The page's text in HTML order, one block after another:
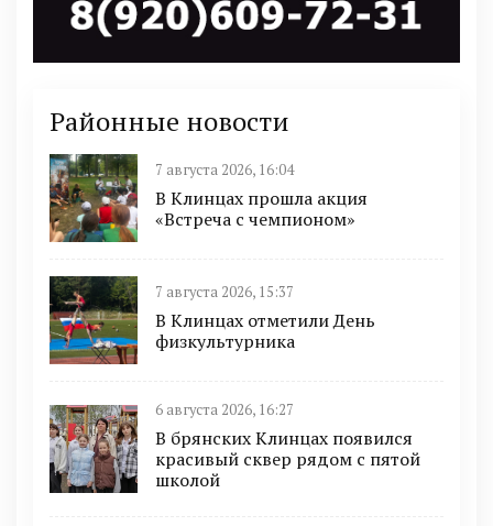
Районные новости
7 августа 2026, 16:04
В Клинцах прошла акция
«Встреча с чемпионом»
7 августа 2026, 15:37
В Клинцах отметили День
физкультурника
6 августа 2026, 16:27
В брянских Клинцах появился
красивый сквер рядом с пятой
школой